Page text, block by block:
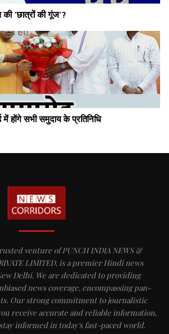
की 'छात्रों की गूंज'?
में होंगे सभी समुदाय के प्रतिनिधि
venture of PUNCH INDIA NEWS &
LIMITED, is a premier Hindi news
Delhi. We are dedicated to providing
news coverage, encompassing pan-
Our strong commitment to journalistic
receive accurate and reliable information,
informed in today's fast-paced world.